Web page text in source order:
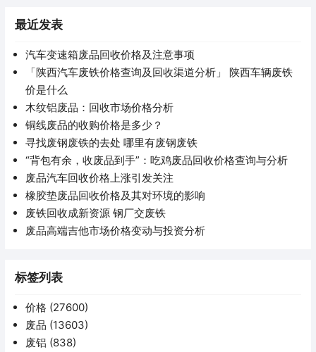
最近发表
汽车变速箱废品回收价格及注意事项
「陕西汽车废铁价格查询及回收渠道分析」 陕西车辆废铁
价是什么
木纹铝废品：回收市场价格分析
铜线废品的收购价格是多少？
寻找废钢废铁的去处 哪里有废钢废铁
“背包有余，收废品到手”：吃鸡废品回收价格查询与分析
废品汽车回收价格上涨引发关注
橡胶垫废品回收价格及其对环境的影响
废铁回收成新资源 钢厂交废铁
废品高端吉他市场价格变动与投资分析
标签列表
价格 (27600)
废品 (13603)
废铝 (838)